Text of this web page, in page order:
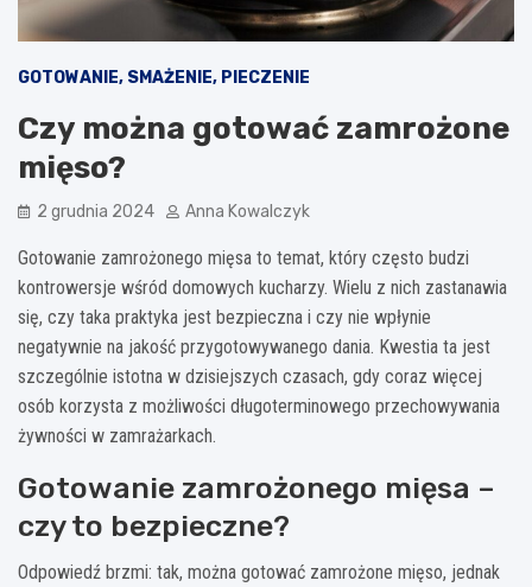
GOTOWANIE, SMAŻENIE, PIECZENIE
Czy można gotować zamrożone
mięso?
2 grudnia 2024 Anna Kowalczyk
Gotowanie zamrożonego mięsa to temat, który często budzi
kontrowersje wśród domowych kucharzy. Wielu z nich zastanawia
się, czy taka praktyka jest bezpieczna i czy nie wpłynie
negatywnie na jakość przygotowywanego dania. Kwestia ta jest
szczególnie istotna w dzisiejszych czasach, gdy coraz więcej
osób korzysta z możliwości długoterminowego przechowywania
żywności w zamrażarkach.
Gotowanie zamrożonego mięsa –
czy to bezpieczne?
Odpowiedź brzmi: tak, można gotować zamrożone mięso, jednak